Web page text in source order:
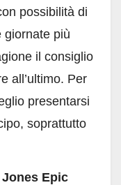
possibilità di
giornate più
il consiglio
all’ultimo. Per
presentarsi
soprattutto
Epic